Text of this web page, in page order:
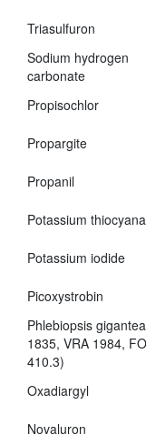
Triasulfuron
Sodium hydrogen
carbonate
Propisochlor
Propargite
Propanil
Potassium
Potassium iodide
Picoxystrobin
Phlebiopsis
1835, VRA 1984,
410.3)
Oxadiargyl
Novaluron